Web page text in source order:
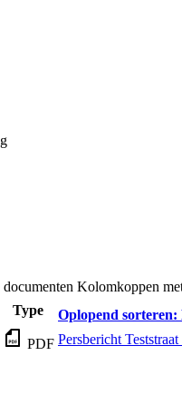
Kolomkoppen
Type Oplopend sorteren:
PDF Persbericht